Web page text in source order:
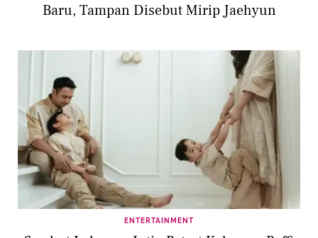
Baru, Tampan Disebut Mirip Jaehyun
ENTERTAINMENT